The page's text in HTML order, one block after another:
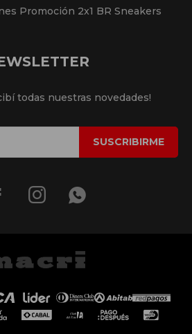
Promoción 2x1 BR Sneakers
todas nuestras novedades!
SUSCRIBIRME
 